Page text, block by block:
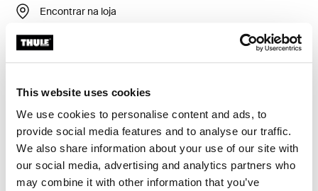
This website uses cookies
We use cookies to personalise content and ads, to
provide social media features and to analyse our traffic.
We also share information about your use of our site with
our social media, advertising and analytics partners who
may combine it with other information that you’ve
Encontrar na loja
Calcular frete e prazo
Kit de instalação personalizado para montar um
sistema rack de teto Thule em veículos sem pontos de
fixação para rack de teto pré-existentes ou racks de